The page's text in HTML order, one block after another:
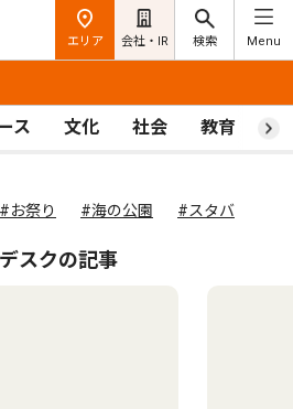
エリア 会社・IR 検索 Menu
ス 文化 社会 教育 ス
#お祭り #海の公園 #スタバ
スクの記事